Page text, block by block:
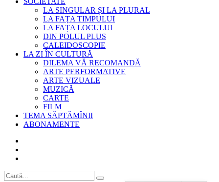
LA SINGULAR ȘI LA PLURAL
LA FAȚA TIMPULUI
LA FAȚA LOCULUI
DIN POLUL PLUS
CALEIDOSCOPIE
LA ZI ÎN CULTURĂ
DILEMA VĂ RECOMANDĂ
ARTE PERFORMATIVE
ARTE VIZUALE
MUZICĂ
CARTE
FILM
TEMA SĂPTĂMÎNII
ABONAMENTE